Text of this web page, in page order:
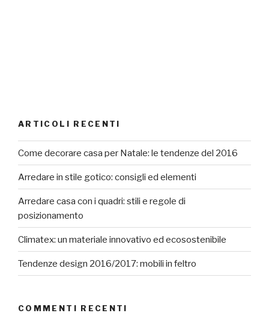
ARTICOLI RECENTI
Come decorare casa per Natale: le tendenze del 2016
Arredare in stile gotico: consigli ed elementi
Arredare casa con i quadri: stili e regole di
posizionamento
Climatex: un materiale innovativo ed ecosostenibile
Tendenze design 2016/2017: mobili in feltro
COMMENTI RECENTI